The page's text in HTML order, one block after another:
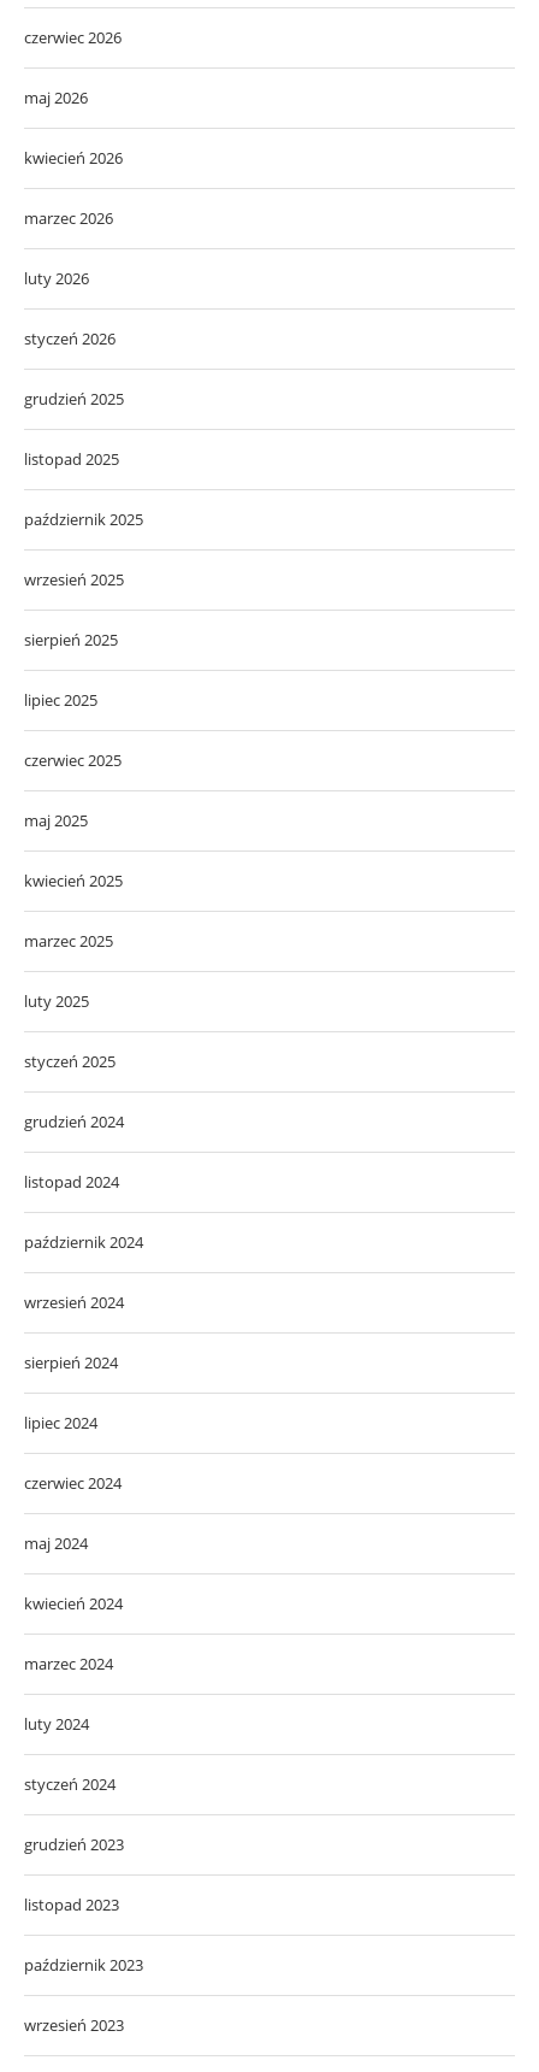
czerwiec 2026
maj 2026
kwiecień 2026
marzec 2026
luty 2026
styczeń 2026
grudzień 2025
listopad 2025
październik 2025
wrzesień 2025
sierpień 2025
lipiec 2025
czerwiec 2025
maj 2025
kwiecień 2025
marzec 2025
luty 2025
styczeń 2025
grudzień 2024
listopad 2024
październik 2024
wrzesień 2024
sierpień 2024
lipiec 2024
czerwiec 2024
maj 2024
kwiecień 2024
marzec 2024
luty 2024
styczeń 2024
grudzień 2023
listopad 2023
październik 2023
wrzesień 2023